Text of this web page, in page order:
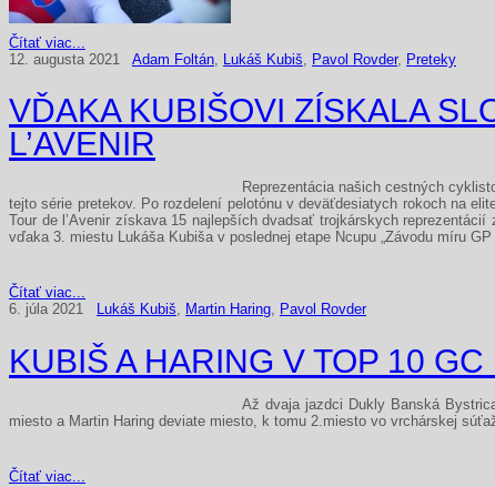
Čítať viac...
12. augusta 2021
Adam Foltán Lukáš Kubiš Pavol Rovder, Preteky
VĎAKA KUBIŠOVI ZÍSKALA
L’AVENIR
Reprezentácia našich cestných
tejto série pretekov. Po rozdelení pelotónu v deväťdesiatych rokoch na
Tour de l’Avenir získava 15 najlepších dvadsať trojkárskych
vďaka 3. miestu Lukáša Kubiša v poslednej etape Ncupu „Závodu míru
Čítať viac...
6. júla 2021
Lukáš Kubiš, Martin Haring, Pavol Rovder
KUBIŠ A HARING V TOP 10
Až dvaja jazdci Dukly Banská
miesto a Martin Haring deviate miesto, k tomu 2.miesto vo vrchárskej
Čítať viac...